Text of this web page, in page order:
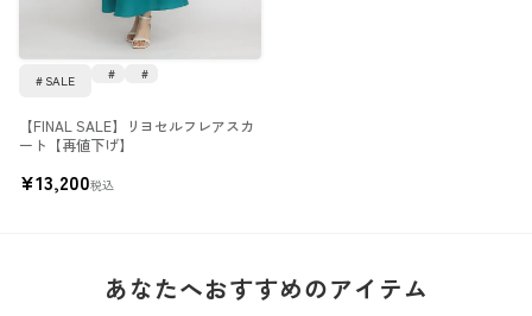
【FINAL SALE】リヨセルフレアスカ
ート【再値下げ】
SALE
¥13,200税込
あなたへおすすめのアイテム